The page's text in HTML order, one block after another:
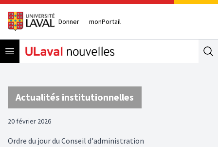
Donner monPortail
Open menu
Actualités institutionnelles
20 février 2026
Ordre du jour du Conseil d'administration